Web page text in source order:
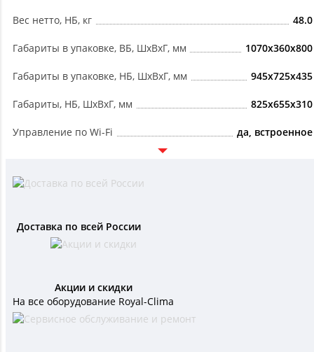
Вес нетто, НБ, кг 48.0
Габариты в упаковке, ВБ, ШxВxГ, мм 1070x360x800
Габариты в упаковке, НБ, ШxВxГ, мм 945x725x435
Габариты, НБ, ШxВxГ, мм 825x655x310
Управление по Wi-Fi да, встроенное
Доставка по всей России
Акции и скидки
На все оборудование Royal-Clima